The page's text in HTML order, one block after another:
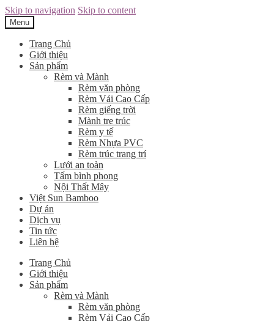
Skip to navigation Skip to content
Menu
Trang Chủ
Giới thiệu
Sản phẩm
Rèm và Mành
Rèm văn phòng
Rèm Vải Cao Cấp
Rèm giếng trời
Mành tre trúc
Rèm y tế
Rèm Nhựa PVC
Rèm trúc trang trí
Lưới an toàn
Tấm bình phong
Nội Thất Mây
Việt Sun Bamboo
Dự án
Dịch vụ
Tin tức
Liên hệ
Trang Chủ
Giới thiệu
Sản phẩm
Rèm và Mành
Rèm văn phòng
Rèm Vải Cao Cấp